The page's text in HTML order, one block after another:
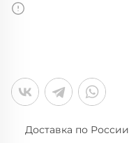
Доставка по России